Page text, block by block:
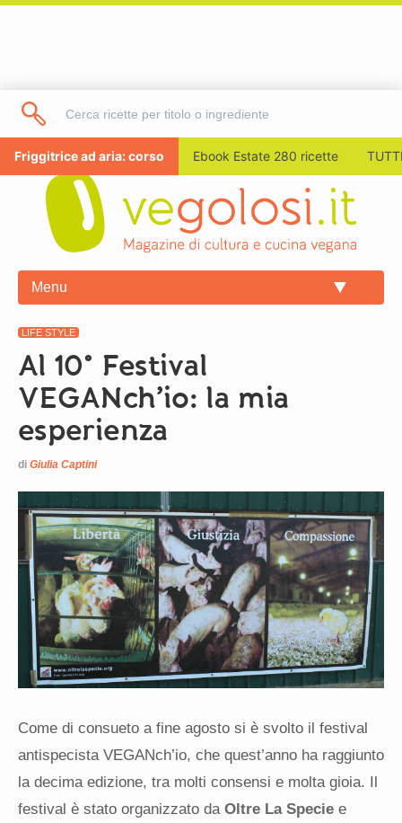
Friggitrice ad aria: corso Ebook Estate 280 ricette
Menu
LIFE STYLE
Al 10° Festival
VEGANch’io: la mia
esperienza
di Giulia Captini
Come di consueto a fine agosto si è svolto il festival
antispecista VEGANch’io, che quest’anno ha raggiunto
la decima edizione, tra molti consensi e molta gioia. Il
festival è stato organizzato da Oltre La Specie e